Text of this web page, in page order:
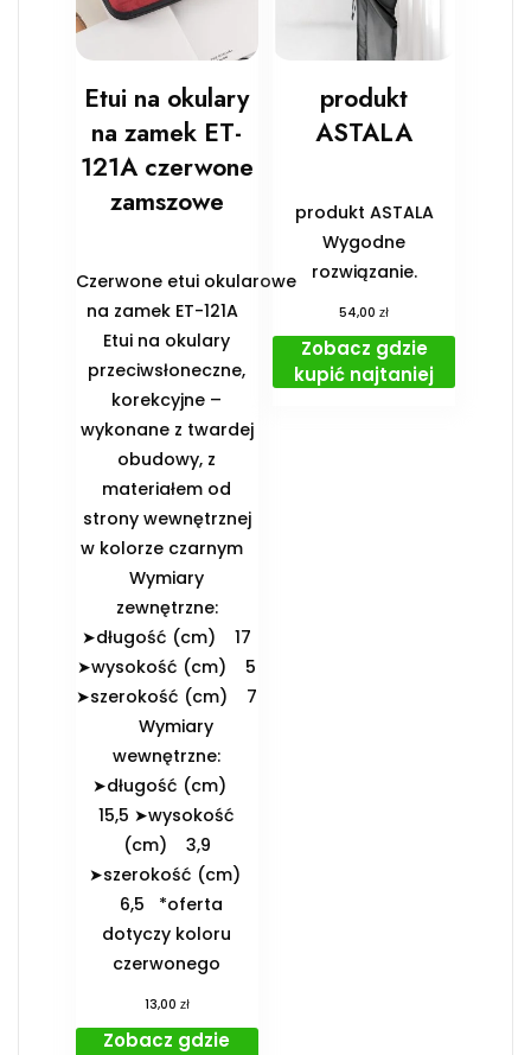
Etui na okulary
na zamek ET-
121A czerwone
zamszowe
Czerwone etui okularowe
na zamek ET-121A
Etui na okulary
przeciwsłoneczne,
korekcyjne –
wykonane z twardej
obudowy, z
materiałem od
strony wewnętrznej
w kolorze czarnym
️Wymiary
zewnętrzne:
➤długość (cm) 17
➤wysokość (cm) 5
➤szerokość (cm) 7
️Wymiary
wewnętrzne:
➤długość (cm)
15,5 ➤wysokość
(cm) 3,9
➤szerokość (cm)
6,5 *oferta
dotyczy koloru
czerwonego
13,00 zł
Zobacz gdzie
produkt
ASTALA
produkt ASTALA
Wygodne
rozwiązanie.
54,00zł
Zobacz gdzie
kupić najtaniej